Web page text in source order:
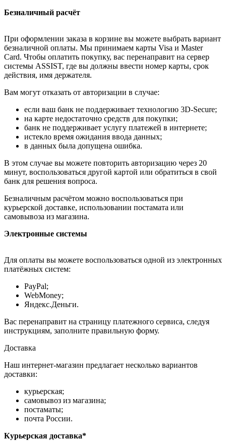
Безналичный расчёт
При оформлении заказа в корзине вы можете выбрать вариант
безналичной оплаты. Мы принимаем карты Visa и Master
Card. Чтобы оплатить покупку, вас перенаправит на сервер
системы ASSIST, где вы должны ввести номер карты, срок
действия, имя держателя.
Вам могут отказать от авторизации в случае:
если ваш банк не поддерживает технологию 3D-Secure;
на карте недостаточно средств для покупки;
банк не поддерживает услугу платежей в интернете;
истекло время ожидания ввода данных;
в данных была допущена ошибка.
В этом случае вы можете повторить авторизацию через 20
минут, воспользоваться другой картой или обратиться в свой
банк для решения вопроса.
Безналичным расчётом можно воспользоваться при
курьерской доставке, использовании постамата или
самовывоза из магазина.
Электронные системы
Для оплаты вы можете воспользоваться одной из электронных
платёжных систем:
PayPal;
WebMoney;
Яндекс.Деньги.
Вас перенаправит на страницу платежного сервиса, следуя
инструкциям, заполните правильную форму.
Доставка
Наш интернет-магазин предлагает несколько вариантов
доставки:
курьерская;
самовывоз из магазина;
постаматы;
почта России.
Курьерская доставка*